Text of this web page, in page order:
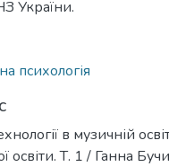
України.
психологія
в музичній
освіти. Т. 1 / Ганна